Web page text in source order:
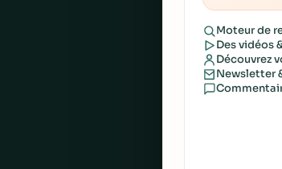
Moteur de
Des vidéos
Découvrez
Newsletter